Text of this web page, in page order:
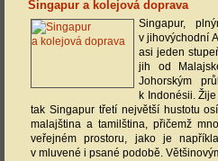
Singapur a kolejová doprava
Singapur,
v jihovýchodní
asi jeden
jih od
Johorským
k Indonésii.
tak Singapur třetí největší hustotu
malajština a tamilština, přičemž
veřejném prostoru, jako je
v mluvené i psané podobě.